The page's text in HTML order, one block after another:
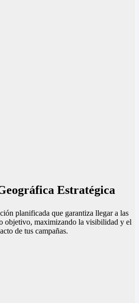
Estratégica
planificada que garantiza llegar a las
objetivo, maximizando la visibilidad y el
de tus campañas.